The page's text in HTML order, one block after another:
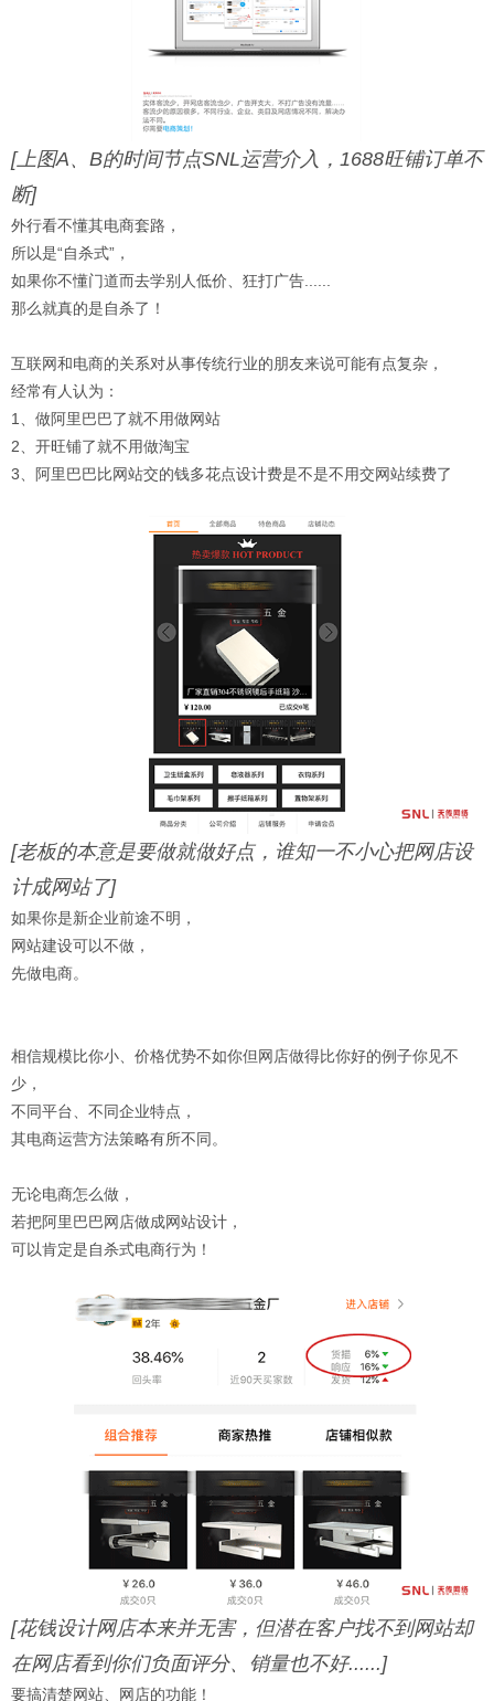
[上图A、B的时间节点SNL运营介入，1688旺铺订单不
断]
外行看不懂其电商套路，
所以是“自杀式”，
如果你不懂门道而去学别人低价、狂打广告......
那么就真的是自杀了！
互联网和电商的关系对从事传统行业的朋友来说可能有点复杂，
经常有人认为：
1、做阿里巴巴了就不用做网站
2、开旺铺了就不用做淘宝
3、阿里巴巴比网站交的钱多花点设计费是不是不用交网站续费了
[老板的本意是要做就做好点，谁知一不小心把网店设
计成网站了]
如果你是新企业前途不明，
网站建设可以不做，
先做电商。
相信规模比你小、价格优势不如你但网店做得比你好的例子你见不
少，
不同平台、不同企业特点，
其电商运营方法策略有所不同。
无论电商怎么做，
若把阿里巴巴网店做成网站设计，
可以肯定是自杀式电商行为！
[花钱设计网店本来并无害，但潜在客户找不到网站却
在网店看到你们负面评分、销量也不好......]
要搞清楚网站、网店的功能！